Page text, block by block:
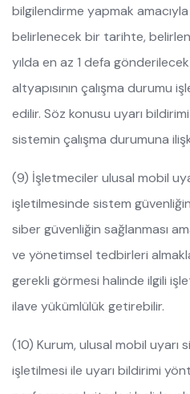
bilgilendirme yapmak
belirlenecek bir tarihte,
yılda en az 1 defa
altyapısının çalışma durumu
edilir. Söz konusu uyarı
sistemin çalışma durumuna
(9) İşletmeciler ulusal mobil
işletilmesinde sistem
siber güvenliğin sağlanması
ve yönetimsel tedbirleri
gerekli görmesi halinde ilgili
ilave yükümlülük getirebilir.
(10) Kurum, ulusal mobil uyarı
işletilmesi ile uyarı bildirimi